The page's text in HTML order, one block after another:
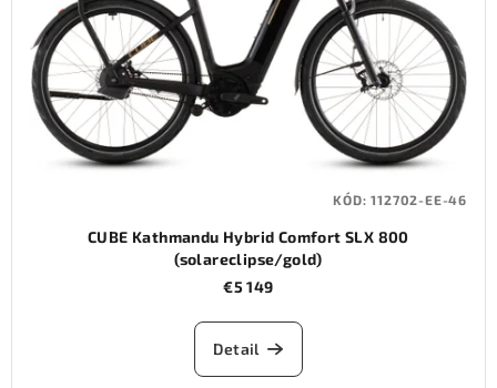
CUBE Kathmandu Hybrid Comfort SLX 800
(solareclipse/gold)
€5 149
Detail
KÓD:112702-EE-46